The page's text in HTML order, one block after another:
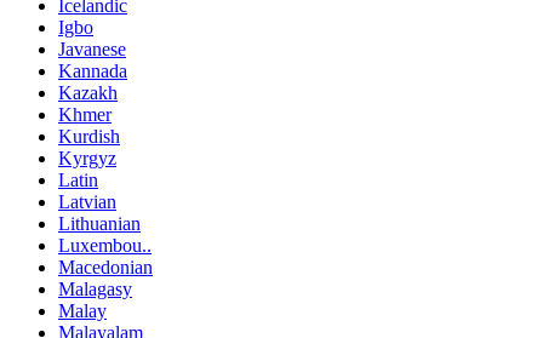
Icelandic
Igbo
Javanese
Kannada
Kazakh
Khmer
Kurdish
Kyrgyz
Latin
Latvian
Lithuanian
Luxembou..
Macedonian
Malagasy
Malay
Malayalam